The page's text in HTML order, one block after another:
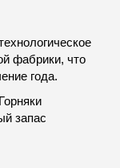
фабрики, что
года.
запас